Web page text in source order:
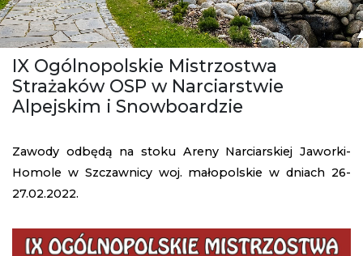
IX Ogólnopolskie Mistrzostwa
Strażaków OSP w Narciarstwie
Alpejskim i Snowboardzie
Zawody odbędą na stoku Areny Narciarskiej Jaworki-
Homole w Szczawnicy woj. małopolskie w dniach 26-
27.02.2022.